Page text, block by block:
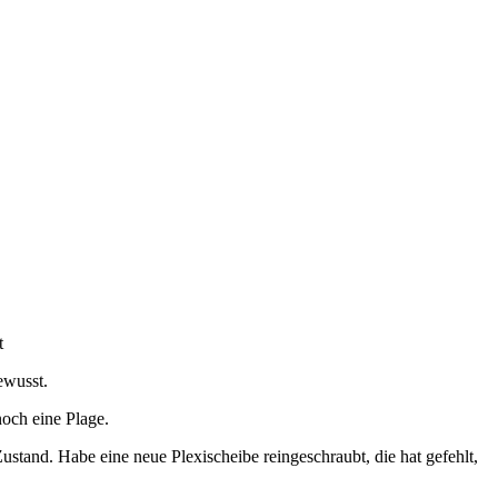
eine Plage.
Habe eine neue Plexischeibe reingeschraubt, die hat gefehlt,